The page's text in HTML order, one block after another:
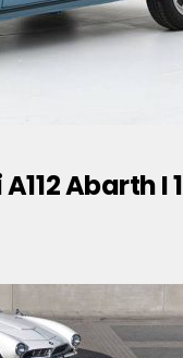
Abarth I